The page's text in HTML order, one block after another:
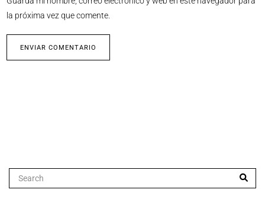
la próxima vez que comente.